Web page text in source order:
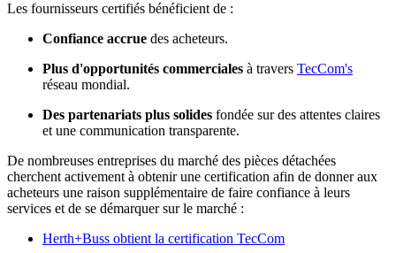
Les fournisseurs certifiés bénéficient de :
Confiance accrue des acheteurs.
Plus d'opportunités commerciales à travers TecCom's
réseau mondial.
Des partenariats plus solides fondée sur des attentes claires
et une communication transparente.
De nombreuses entreprises du marché des pièces détachées
cherchent activement à obtenir une certification afin de donner aux
acheteurs une raison supplémentaire de faire confiance à leurs
services et de se démarquer sur le marché :
Herth+Buss obtient la certification TecCom